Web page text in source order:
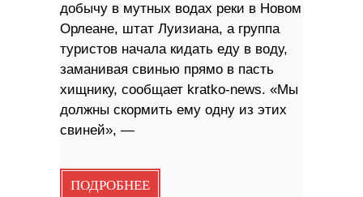
добычу в мутных водах реки в Новом
Орлеане, штат Луизиана, а группа
туристов начала кидать еду в воду,
заманивая свинью прямо в пасть
хищнику, сообщает kratko-news. «Мы
должны скормить ему одну из этих
свиней», —
ПОДРОБНЕЕ